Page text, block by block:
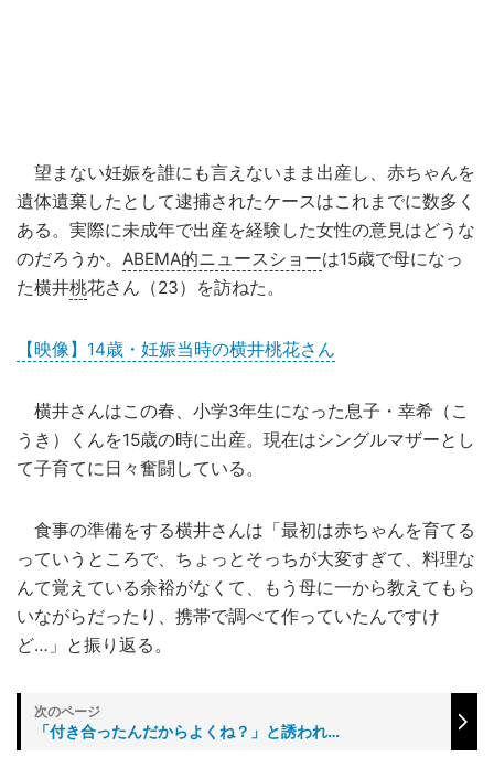
望まない妊娠を誰にも言えないまま出産し、赤ちゃんを
遺体遺棄したとして逮捕されたケースはこれまでに数多く
ある。実際に未成年で出産を経験した女性の意見はどうな
のだろうか。 ABEMA的ニュースショーは15歳で母になっ
た横井桃花さん（23）を訪ねた。
【映像】14歳・妊娠当時の横井桃花さん
横井さんはこの春、小学3年生になった息子・幸希（こ
うき）くんを15歳の時に出産。現在はシングルマザーとし
て子育てに日々奮闘している。
食事の準備をする横井さんは「最初は赤ちゃんを育てる
っていうところで、ちょっとそっちが大変すぎて、料理な
んて覚えている余裕がなくて、もう母に一から教えてもら
いながらだったり、携帯で調べて作っていたんですけ
ど…」と振り返る。
「付き合ったんだからよくね？」と誘われ…